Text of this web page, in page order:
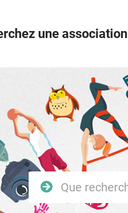
une association
Rechercher
sur
le